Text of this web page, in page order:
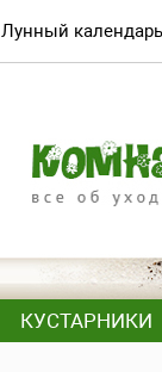
Лунный
КУСТАРНИКИ